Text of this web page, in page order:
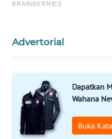
Advertorial
Dapatkan
Wahana
Buka
SELEB
PERSONA
WAHANA
OTOMOTIF
WAHANA
HEALTH